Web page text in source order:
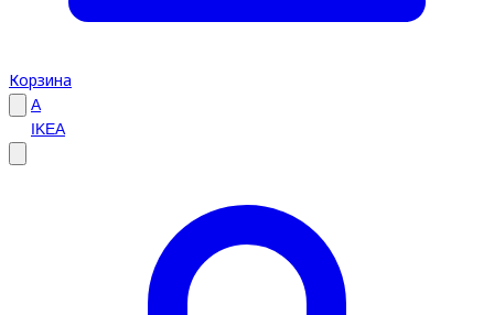
Корзина
A
IKEA